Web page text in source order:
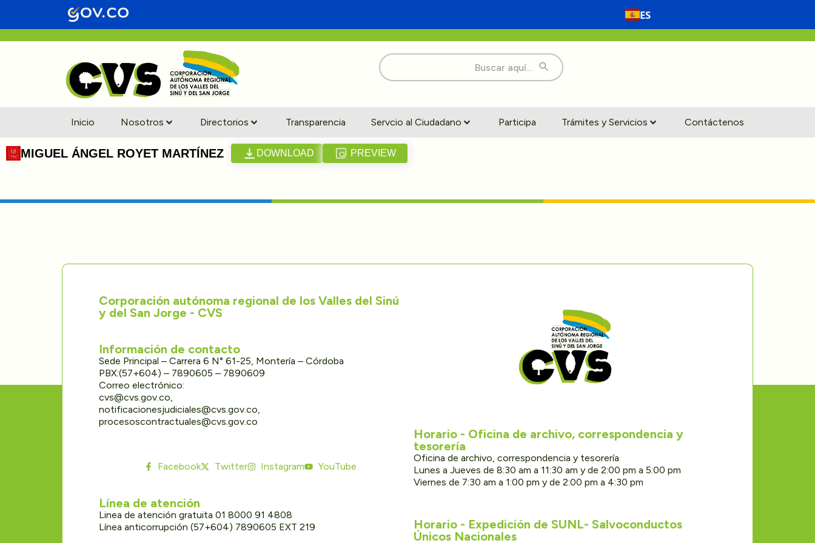
ES
Buscar:
Inicio Nosotros Directorios Transparencia Servcio al Ciudadano Participa Trámites y Servicios Contáctenos
MIGUEL ÁNGEL ROYET MARTÍNEZ DOWNLOAD PREVIEW
Corporación autónoma regional de los Valles del Sinú
y del San Jorge - CVS
Información de contacto
Sede Principal – Carrera 6 N° 61-25, Montería – Córdoba
PBX:(57+604) – 7890605 – 7890609
Correo electrónico:
cvs@cvs.gov.co,
notificacionesjudiciales@cvs.gov.co,
procesoscontractuales@cvs.gov.co
Facebook Twitter Instagram YouTube
Línea de atención
Linea de atención gratuita 01 8000 91 4808
Línea anticorrupción (57+604) 7890605 EXT 219
Horario - Oficina de archivo, correspondencia y
tesorería
Oficina de archivo, correspondencia y tesorería
Lunes a Jueves de 8:30 am a 11:30 am y de 2:00 pm a 5:00 pm
Viernes de 7:30 am a 1:00 pm y de 2:00 pm a 4:30 pm
Horario - Expedición de SUNL- Salvoconductos
Únicos Nacionales